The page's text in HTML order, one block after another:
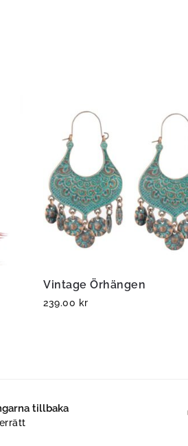
Vintage Örhängen
239.00 kr
tillbaka